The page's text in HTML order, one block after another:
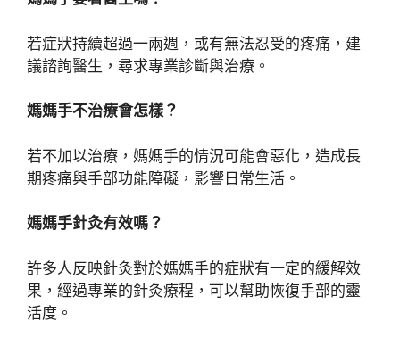
若症狀持續超過一兩週，或有無法忍受的疼痛，建
議諮詢醫生，尋求專業診斷與治療。
媽媽手不治療會怎樣？
若不加以治療，媽媽手的情況可能會惡化，造成長
期疼痛與手部功能障礙，影響日常生活。
媽媽手針灸有效嗎？
許多人反映針灸對於媽媽手的症狀有一定的緩解效
果，經過專業的針灸療程，可以幫助恢復手部的靈
活度。